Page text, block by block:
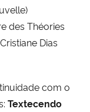
des Théories
Dias
com o
Textecendo